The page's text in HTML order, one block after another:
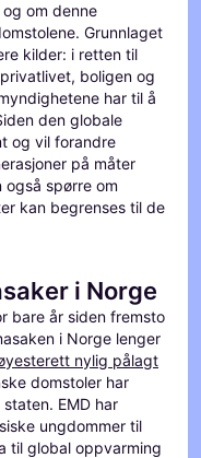
om denne
Grunnlaget
kilder: i retten til
boligen og
har til å
den globale
og vil forandre
på måter
spørre om
kan begrenses til de
i Norge
bare år siden fremsto
i Norge lenger
nylig pålagt
domstoler har
EMD har
ungdommer til
til global oppvarming